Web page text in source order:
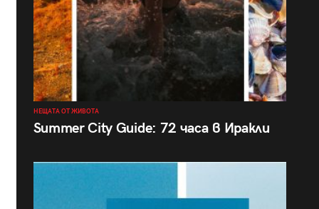
НЕЩАТА ОТ ЖИВОТА
Summer City Guide: 72 часа в Иракли